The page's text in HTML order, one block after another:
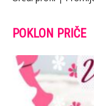
POKLON PRIČE